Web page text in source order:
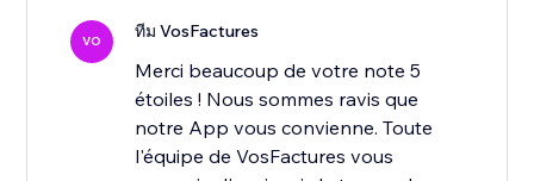
VO ทีม VosFactures
Merci beaucoup de votre note 5
étoiles ! Nous sommes ravis que
notre App vous convienne. Toute
l'équipe de VosFactures vous